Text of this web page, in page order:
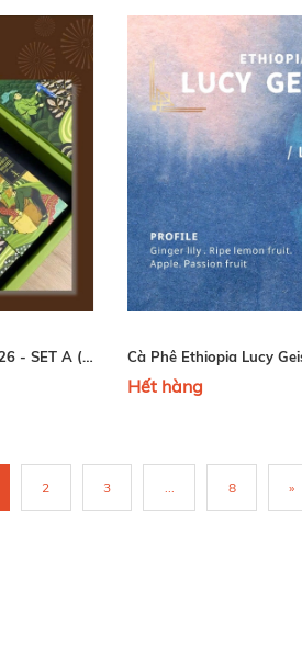
HỘP QUÀ TẾT BÍNH NGỌ 2026 - SET A (HẾT HÀNG- SOLD OUT)
Hết hàng
2 3 ... 8 »